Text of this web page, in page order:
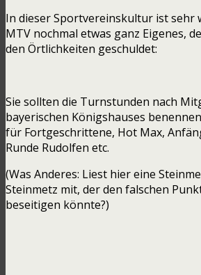
In dieser Sportvereinskultur ist sehr
MTV nochmal etwas ganz Eigenes,
den Örtlichkeiten geschuldet:
Sie sollten die Turnstunden nach
bayerischen Königshauses
für Fortgeschrittene, Hot Max,
Runde Rudolfen etc.
(Was Anderes: Liest hier eine
Steinmetz mit, der den falschen
beseitigen könnte?)